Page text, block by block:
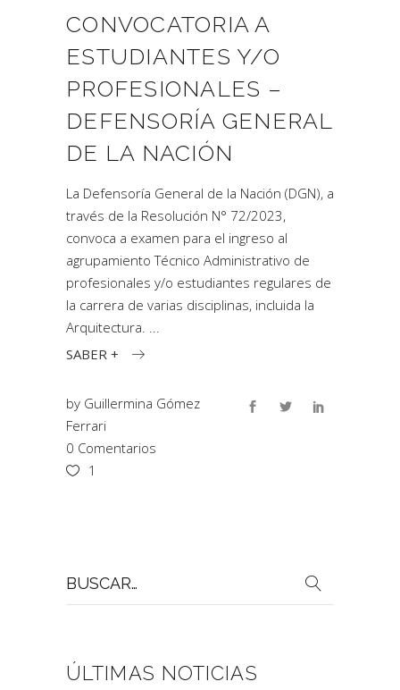
CONVOCATORIA A
ESTUDIANTES Y/O
PROFESIONALES –
DEFENSORÍA GENERAL
DE LA NACIÓN
La Defensoría General de la Nación (DGN), a
través de la Resolución N° 72/2023,
convoca a examen para el ingreso al
agrupamiento Técnico Administrativo de
profesionales y/o estudiantes regulares de
la carrera de varias disciplinas, incluida la
Arquitectura.
SABER +
by Guillermina Gómez
Ferrari
0 Comentarios
1
por:
ÚLTIMAS NOTICIAS